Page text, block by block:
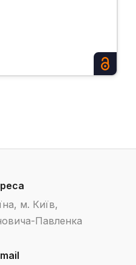
м. Київ,
Павленка